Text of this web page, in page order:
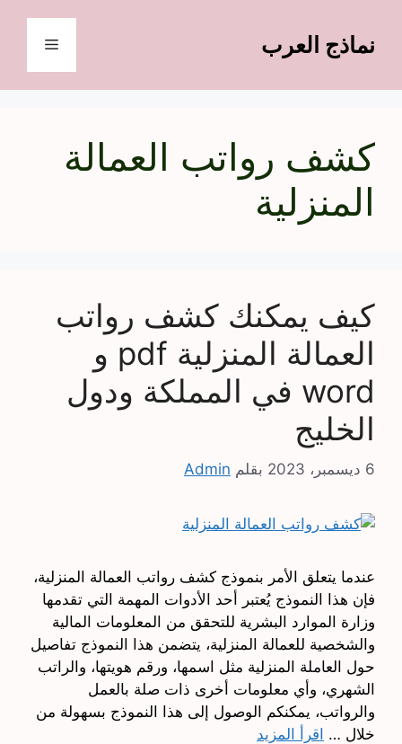
المحتوىنماذج العرب القائمة
كشف رواتب العمالة
المنزلية
كيف يمكنك كشف رواتب
العمالة المنزلية pdf و
word في المملكة ودول
الخليج
6 ديسمبر، 2023 بقلم Admin
عندما يتعلق الأمر بنموذج كشف رواتب العمالة المنزلية،
فإن هذا النموذج يُعتبر أحد الأدوات المهمة التي تقدمها
وزارة الموارد البشرية للتحقق من المعلومات المالية
والشخصية للعمالة المنزلية، يتضمن هذا النموذج تفاصيل
حول العاملة المنزلية مثل اسمها، ورقم هويتها، والراتب
الشهري، وأي معلومات أخرى ذات صلة بالعمل
والرواتب، يمكنكم الوصول إلى هذا النموذج بسهولة من
خلال … اقرأ المزيد